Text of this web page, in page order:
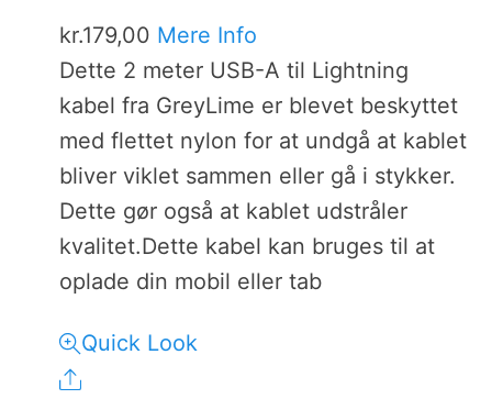
kr.179,00 Mere Info
Dette 2 meter USB-A til Lightning
kabel fra GreyLime er blevet beskyttet
med flettet nylon for at undgå at kablet
bliver viklet sammen eller gå i stykker.
Dette gør også at kablet udstråler
kvalitet.Dette kabel kan bruges til at
oplade din mobil eller tab
Quick Look
Share